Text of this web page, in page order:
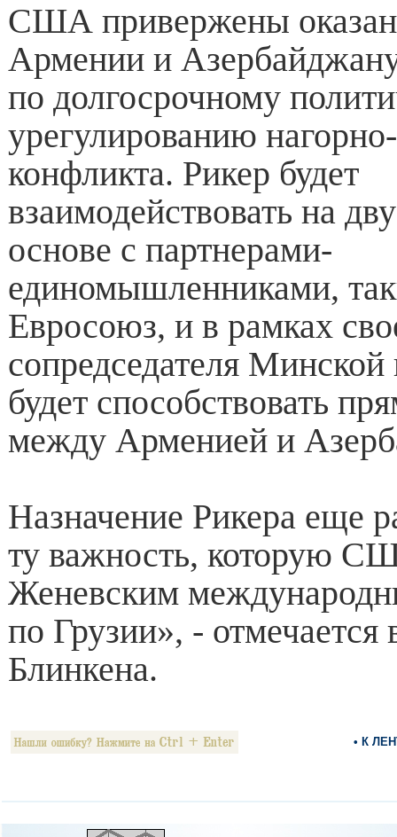
США привержены
Армении и
по долгосрочному
урегулированию
конфликта. Рикер будет
взаимодействовать на
основе с партнерами-
единомышленниками,
Евросоюз, и в рамках
сопредседателя
будет способствовать
между Арменией и
Назначение Рикера еще
ту важность, которую
Женевским
по Грузии», - отмечается
Блинкена.
• К